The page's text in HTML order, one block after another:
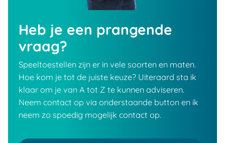
Heb je een prangende
vraag?
Speeltoestellen zijn er in vele soorten en maten.
Hoe kom je tot de juiste keuze? Uiteraard sta ik
klaar om je van A tot Z te kunnen adviseren.
Neem contact op via onderstaande button en ik
neem zo spoedig mogelijk contact op.